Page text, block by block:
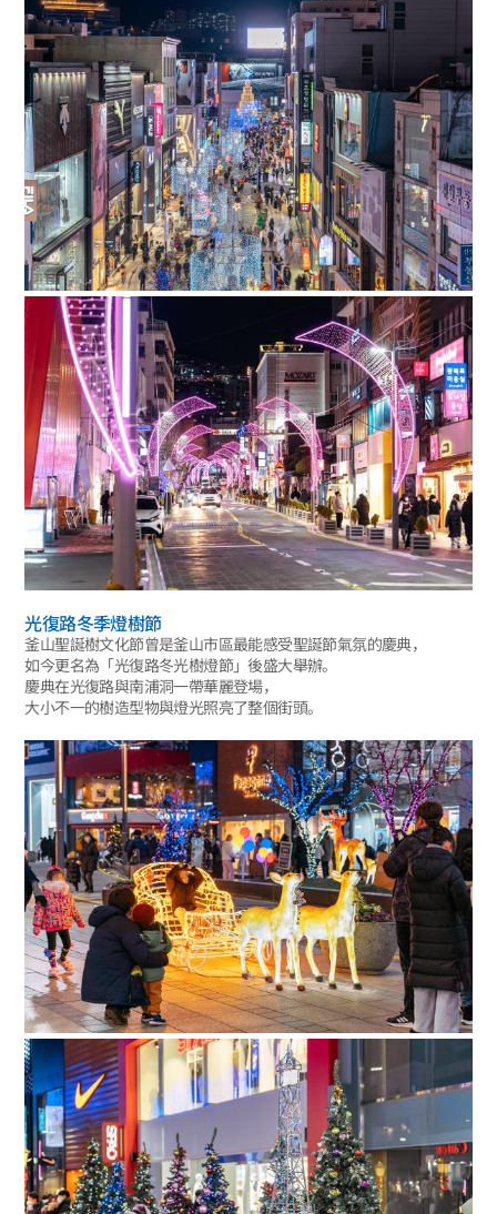
光復路冬季燈樹節
釜山聖誕樹文化節曾是釜山市區最能感受聖誕節氣氛的慶典，
如今更名為「光復路冬光樹燈節」後盛大舉辦。
慶典在光復路與南浦洞一帶華麗登場，
大小不一的樹造型物與燈光照亮了整個街頭。